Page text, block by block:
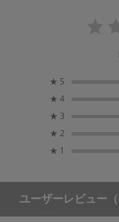
SONY VLOGCAM
超極細繊維液晶ク
★ 5
★ 4
★ 3
★ 2
★ 1
ユーザーレビュー